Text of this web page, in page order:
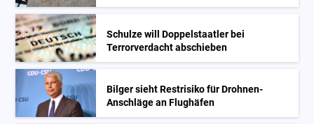
Schulze will Doppelstaatler bei
Terrorverdacht abschieben
Bilger sieht Restrisiko für Drohnen-
Anschläge an Flughäfen